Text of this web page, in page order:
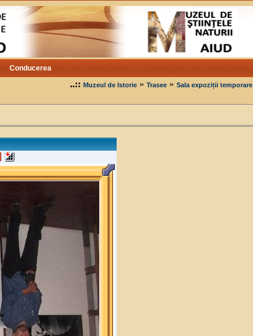
Conducerea
..:: Muzeul de Istorie» Trasee» Sala expoziții temporare